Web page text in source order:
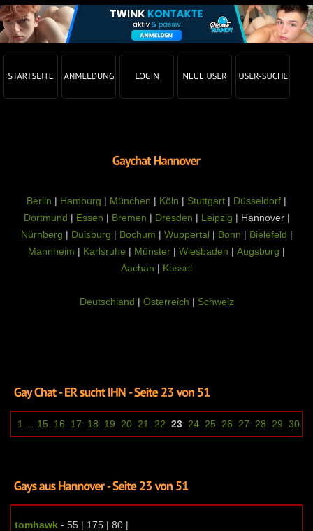
Berlin | Hamburg | München | Köln | Stuttgart | Düsseldorf |
Dortmund | Essen | Bremen | Dresden | Leipzig | Hannover |
Nürnberg | Duisburg | Bochum | Wuppertal | Bonn | Bielefeld |
Mannheim | Karlsruhe | Münster | Wiesbaden | Augsburg |
Aachan | Kassel
Deutschland | Österreich | Schweiz
1 15 16 17 18 19 20 21 22 23 24 25 26 27 28 29 30
tomhawk - 55 | 175 | 80 |